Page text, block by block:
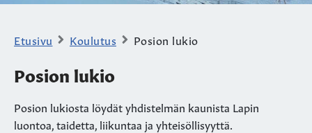
Etusivu Koulutus Posion lukio
Posion lukio
Posion lukiosta löydät yhdistelmän kaunista Lapin
luontoa, taidetta, liikuntaa ja yhteisöllisyyttä.